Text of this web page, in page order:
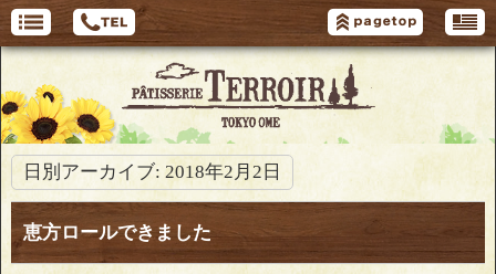
日別アーカイブ: 2018年2月2日
恵方ロールできました